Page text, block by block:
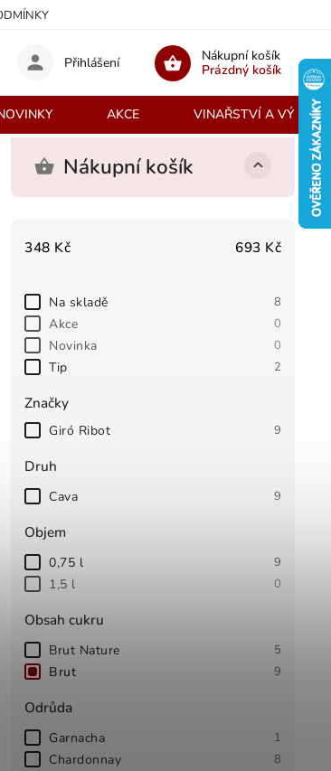
Nákupní košík
Prázdný košík
Přihlášení
AKCE VINAŘSTVÍ A
Nákupní košík
348 Kč 693 Kč
Na skladě 8
Akce 0
Novinka 0
Tip 2
Značky
Giró Ribot 9
Druh
Cava 9
Objem
0,75 l 9
1,5 l 0
Obsah cukru
Brut Nature 5
Brut 9
Odrůda
Garnacha 1
Chardonnay 8